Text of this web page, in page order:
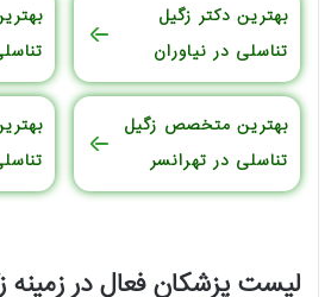
بهترین دکتر زگیل
تناسلی در نیاوران
بهترین متخصص زگیل
تناسلی در تهرانسر
لیست پزشکان فعال در زمینه